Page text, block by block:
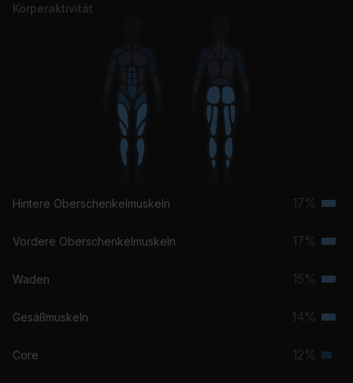
Zack Tabudlo
Körperaktivität
Hintere Oberschenkelmuskeln 17%
Vordere Oberschenkelmuskeln 17%
Waden 15%
Gesäßmuskeln 14%
Core 12%